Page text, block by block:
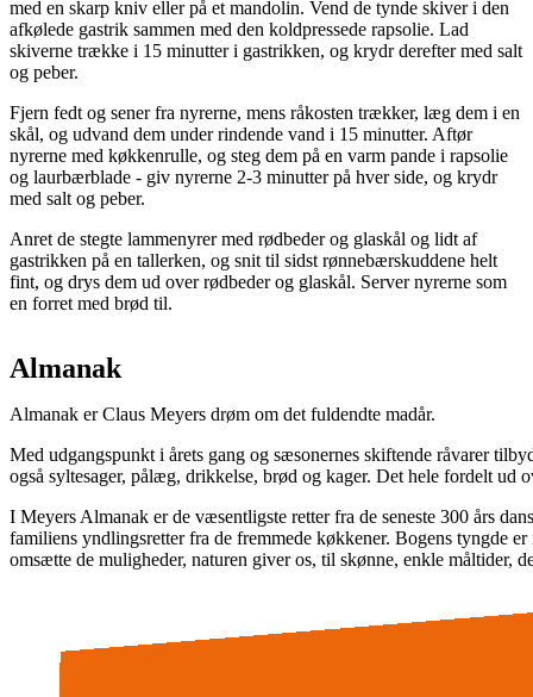
med en skarp kniv eller på et mandolin. Vend de tynde skiver i den
afkølede gastrik sammen med den koldpressede rapsolie. Lad
skiverne trække i 15 minutter i gastrikken, og krydr derefter med salt
og peber.
Fjern fedt og sener fra nyrerne, mens råkosten trækker, læg dem i en
skål, og udvand dem under rindende vand i 15 minutter. Aftør
nyrerne med køkkenrulle, og steg dem på en varm pande i rapsolie
og laurbærblade - giv nyrerne 2-3 minutter på hver side, og krydr
med salt og peber.
Anret de stegte lammenyrer med rødbeder og glaskål og lidt af
gastrikken på en tallerken, og snit til sidst rønnebærskuddene helt
fint, og drys dem ud over rødbeder og glaskål. Server nyrerne som
en forret med brød til.
Almanak
Almanak er Claus Meyers drøm om det fuldendte madår.
Med udgangspunkt i årets gang og sæsonernes skiftende råvarer
også syltesager, pålæg, drikkelse, brød og kager. Det hele fordelt ud
I Meyers Almanak er de væsentligste retter fra de seneste 300 års
familiens yndlingsretter fra de fremmede køkkener. Bogens tyngde
omsætte de muligheder, naturen giver os, til skønne, enkle måltider,